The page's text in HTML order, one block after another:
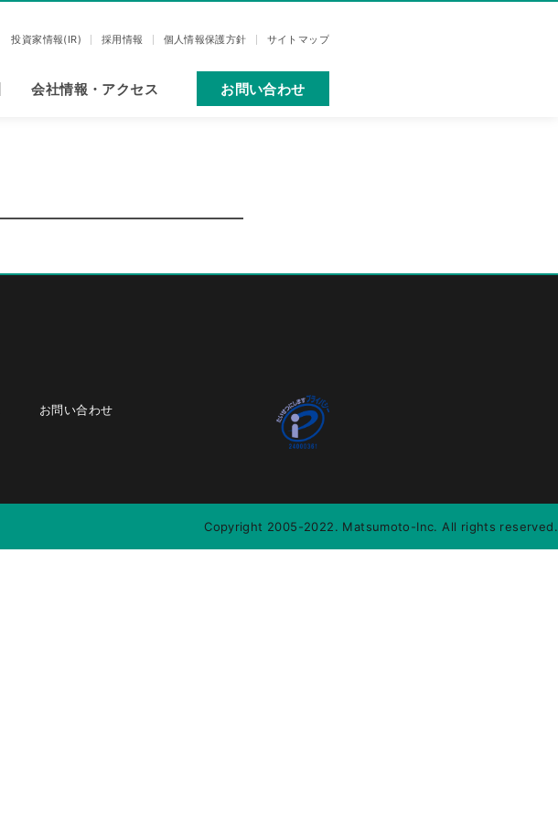
会社情報・アクセス お問い合わせ
投資家情報(IR) 採用情報 個人情報保護方針 サイトマップ
お問い合わせ
Copyright 2005-2022. Matsumoto-Inc. All rights reserved.